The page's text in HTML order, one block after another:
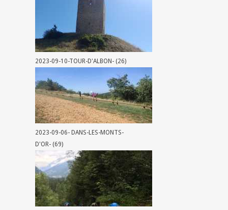
2023-09-10-TOUR-D'ALBON- (26)
2023-09-06- DANS-LES-MONTS-
D'OR- (69)